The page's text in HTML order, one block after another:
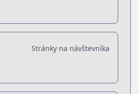
Stránky na návštevníka